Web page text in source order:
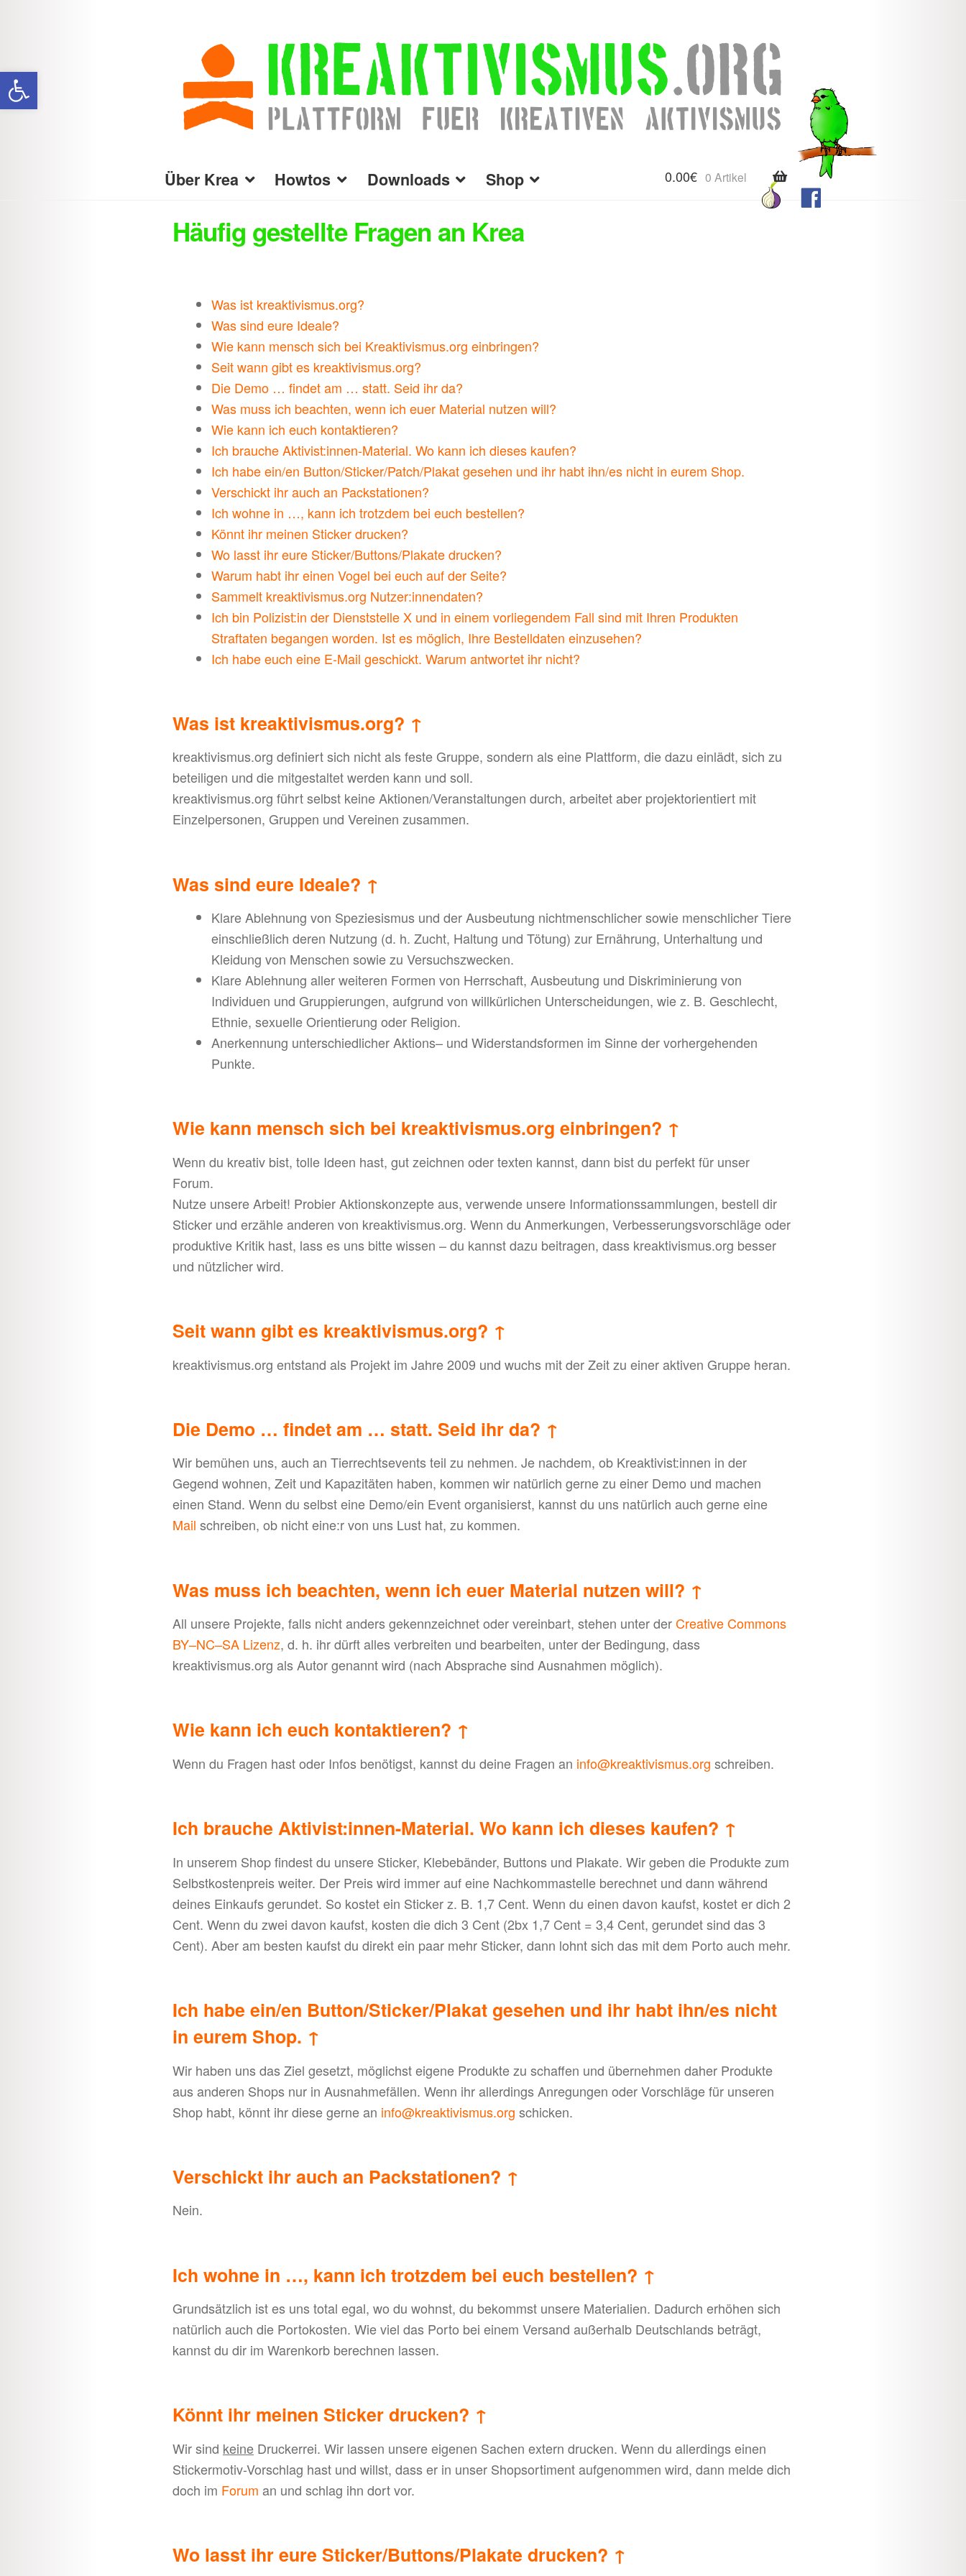
Werkzeugleiste öffnen
Navigation
springen
Inhalt
springen
Über Krea Howtos Downloads Shop 0.00€ 0 Artikel
Häufig gestellte Fragen an Krea
Was ist kreaktivismus.org?
Was sind eure Ideale?
Wie kann mensch sich bei Kreaktivismus.org einbringen?
Seit wann gibt es kreaktivismus.org?
Die Demo … findet am … statt. Seid ihr da?
Was muss ich beachten, wenn ich euer Material nutzen will?
Wie kann ich euch kontaktieren?
Ich brauche Aktivist:innen-Material. Wo kann ich dieses kaufen?
Ich habe ein/en Button/Sticker/Patch/Plakat gesehen und ihr habt ihn/es nicht in eurem Shop.
Verschickt ihr auch an Packstationen?
Ich wohne in …, kann ich trotzdem bei euch bestellen?
Könnt ihr meinen Sticker drucken?
Wo lasst ihr eure Sticker/Buttons/Plakate drucken?
Warum habt ihr einen Vogel bei euch auf der Seite?
Sammelt kreaktivismus.org Nutzer:innendaten?
Ich bin Polizist:in der Dienststelle X und in einem vorliegendem Fall sind mit Ihren Produkten
Straftaten begangen worden. Ist es möglich, Ihre Bestelldaten einzusehen?
Ich habe euch eine E-Mail geschickt. Warum antwortet ihr nicht?
Was ist kreaktivismus.org? ↑
kreaktivismus.org definiert sich nicht als feste Gruppe, sondern als eine Plattform, die dazu einlädt, sich zu
beteiligen und die mitgestaltet werden kann und soll.
kreaktivismus.org führt selbst keine Aktionen/Veranstaltungen durch, arbeitet aber projektorientiert mit
Einzelpersonen, Gruppen und Vereinen zusammen.
Was sind eure Ideale? ↑
Klare Ablehnung von Speziesismus und der Ausbeutung nichtmenschlicher sowie menschlicher Tiere
einschließlich deren Nutzung (d. h. Zucht, Haltung und Tötung) zur Ernährung, Unterhaltung und
Kleidung von Menschen sowie zu Versuchszwecken.
Klare Ablehnung aller weiteren Formen von Herrschaft, Ausbeutung und Diskriminierung von
Individuen und Gruppierungen, aufgrund von willkürlichen Unterscheidungen, wie z. B. Geschlecht,
Ethnie, sexuelle Orientierung oder Religion.
Anerkennung unterschiedlicher Aktions– und Widerstandsformen im Sinne der vorhergehenden
Punkte.
Wie kann mensch sich bei kreaktivismus.org einbringen? ↑
Wenn du kreativ bist, tolle Ideen hast, gut zeichnen oder texten kannst, dann bist du perfekt für unser
Forum.
Nutze unsere Arbeit! Probier Aktionskonzepte aus, verwende unsere Informationssammlungen, bestell dir
Sticker und erzähle anderen von kreaktivismus.org. Wenn du Anmerkungen, Verbesserungsvorschläge oder
produktive Kritik hast, lass es uns bitte wissen – du kannst dazu beitragen, dass kreaktivismus.org besser
und nützlicher wird.
Seit wann gibt es kreaktivismus.org? ↑
kreaktivismus.org entstand als Projekt im Jahre 2009 und wuchs mit der Zeit zu einer aktiven Gruppe heran.
Die Demo … findet am … statt. Seid ihr da? ↑
Wir bemühen uns, auch an Tierrechtsevents teil zu nehmen. Je nachdem, ob Kreaktivist:innen in der
Gegend wohnen, Zeit und Kapazitäten haben, kommen wir natürlich gerne zu einer Demo und machen
einen Stand. Wenn du selbst eine Demo/ein Event organisierst, kannst du uns natürlich auch gerne eine
Mail schreiben, ob nicht eine:r von uns Lust hat, zu kommen.
Was muss ich beachten, wenn ich euer Material nutzen will? ↑
All unsere Projekte, falls nicht anders gekennzeichnet oder vereinbart, stehen unter derCreative Commons
BY–NC–SA Lizenz, d. h. ihr dürft alles verbreiten und bearbeiten, unter der Bedingung, dass
kreaktivismus.org als Autor genannt wird (nach Absprache sind Ausnahmen möglich).
Wie kann ich euch kontaktieren? ↑
Wenn du Fragen hast oder Infos benötigst, kannst du deine Fragen an info@kreaktivismus.org schreiben.
Ich brauche Aktivist:innen-Material. Wo kann ich dieses kaufen? ↑
In unserem Shop findest du unsere Sticker, Klebebänder, Buttons und Plakate. Wir geben die Produkte zum
Selbstkostenpreis weiter. Der Preis wird immer auf eine Nachkommastelle berechnet und dann während
deines Einkaufs gerundet. So kostet ein Sticker z. B. 1,7 Cent. Wenn du einen davon kaufst, kostet er dich 2
Cent. Wenn du zwei davon kaufst, kosten die dich 3 Cent (2bx 1,7 Cent = 3,4 Cent, gerundet sind das 3
Cent). Aber am besten kaufst du direkt ein paar mehr Sticker, dann lohnt sich das mit dem Porto auch mehr.
Ich habe ein/en Button/Sticker/Plakat gesehen und ihr habt ihn/es nicht
in eurem Shop. ↑
Wir haben uns das Ziel gesetzt, möglichst eigene Produkte zu schaffen und übernehmen daher Produkte
aus anderen Shops nur in Ausnahmefällen. Wenn ihr allerdings Anregungen oder Vorschläge für unseren
Shop habt, könnt ihr diese gerne an info@kreaktivismus.org schicken.
Verschickt ihr auch an Packstationen? ↑
Nein.
Ich wohne in …, kann ich trotzdem bei euch bestellen? ↑
Grundsätzlich ist es uns total egal, wo du wohnst, du bekommst unsere Materialien. Dadurch erhöhen sich
natürlich auch die Portokosten. Wie viel das Porto bei einem Versand außerhalb Deutschlands beträgt,
kannst du dir im Warenkorb berechnen lassen.
Könnt ihr meinen Sticker drucken? ↑
Wir sind keine Druckerrei. Wir lassen unsere eigenen Sachen extern drucken. Wenn du allerdings einen
Stickermotiv-Vorschlag hast und willst, dass er in unser Shopsortiment aufgenommen wird, dann melde dich
doch im Forum an und schlag ihn dort vor.
Wo lasst ihr eure Sticker/Buttons/Plakate drucken? ↑